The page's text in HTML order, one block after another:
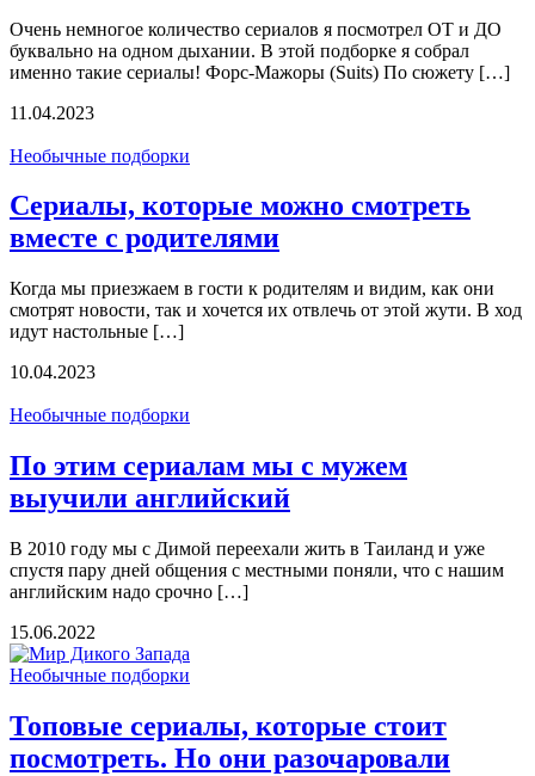
Очень немногое количество сериалов я посмотрел ОТ и ДО
буквально на одном дыхании. В этой подборке я собрал
именно такие сериалы! Форс-Мажоры (Suits) По сюжету […]
11.04.2023
Необычные подборки
Сериалы, которые можно смотреть
вместе с родителями
Когда мы приезжаем в гости к родителям и видим, как они
смотрят новости, так и хочется их отвлечь от этой жути. В ход
идут настольные […]
10.04.2023
Необычные подборки
По этим сериалам мы с мужем
выучили английский
В 2010 году мы с Димой переехали жить в Таиланд и уже
спустя пару дней общения с местными поняли, что с нашим
английским надо срочно […]
15.06.2022
Необычные подборки
Топовые сериалы, которые стоит
посмотреть. Но они разочаровали